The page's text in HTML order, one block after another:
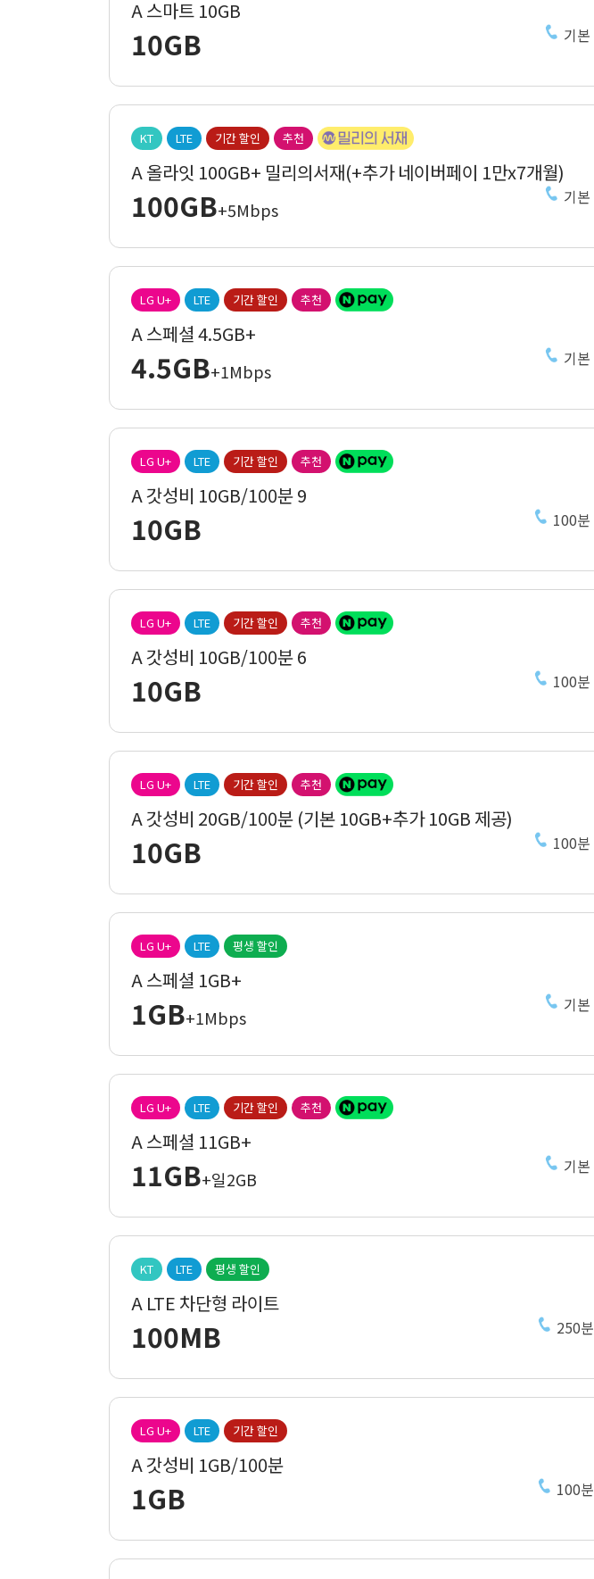
A 스마트 10GB
10GB 기본
KT LTE 기간 할인 추천
A 올라잇 100GB+ 밀리의서재(+추가 네이버페이 1만x7개월)
100GB+5Mbps
기본
LG U+ LTE 기간 할인 추천
A 스페셜 4.5GB+
4.5GB+1Mbps
기본
LG U+ LTE 기간 할인 추천
A 갓성비 10GB/100분 9
10GB 100분
LG U+ LTE 기간 할인 추천
A 갓성비 10GB/100분 6
10GB 100분
LG U+ LTE 기간 할인 추천
A 갓성비 20GB/100분 (기본 10GB+추가 10GB 제공)
10GB 100분
LG U+ LTE 평생 할인
A 스페셜 1GB+
1GB+1Mbps
기본
LG U+ LTE 기간 할인 추천
A 스페셜 11GB+
11GB+일2GB
기본
KT LTE 평생 할인
A LTE 차단형 라이트
100MB 250분
LG U+ LTE 기간 할인
A 갓성비 1GB/100분
1GB 100분